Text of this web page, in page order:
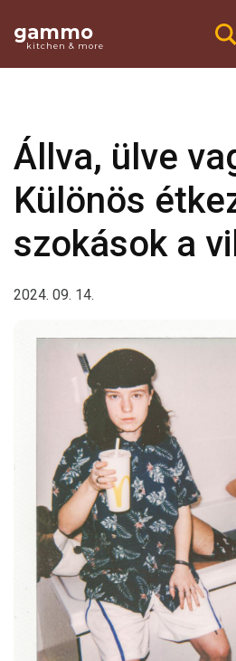
gammo
kitchen & more
Állva, ülve
Különös
szokások a
2024. 09. 14.